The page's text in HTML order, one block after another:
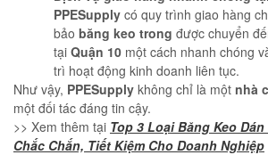
PPESupply có quy trình giao hàng
bảo băng keo trong được chuyển
tại Quận 10 một cách nhanh chóng
trì hoạt động kinh doanh liên tục.
Như vậy, PPESupply không chỉ là một nhà
một đối tác đáng tin cậy.
>> Xem thêm tại Top 3 Loại Băng Keo
Chắc Chắn, Tiết Kiệm Cho Doanh Nghiệp